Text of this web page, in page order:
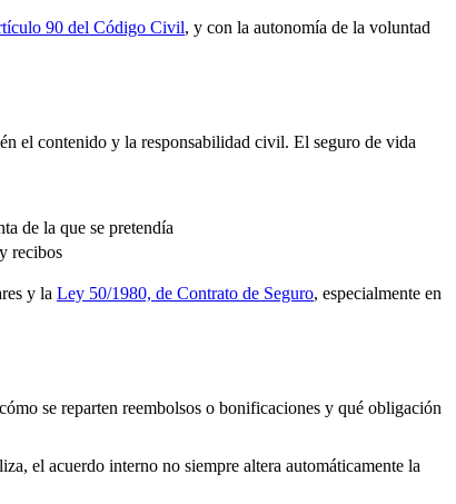
90 del Código Civil, y con la autonomía de la voluntad
el contenido y la responsabilidad civil. El seguro de vida
de la que se pretendía
recibos
y la Ley 50/1980, de Contrato de Seguro, especialmente en
se reparten reembolsos o bonificaciones y qué obligación
el acuerdo interno no siempre altera automáticamente la